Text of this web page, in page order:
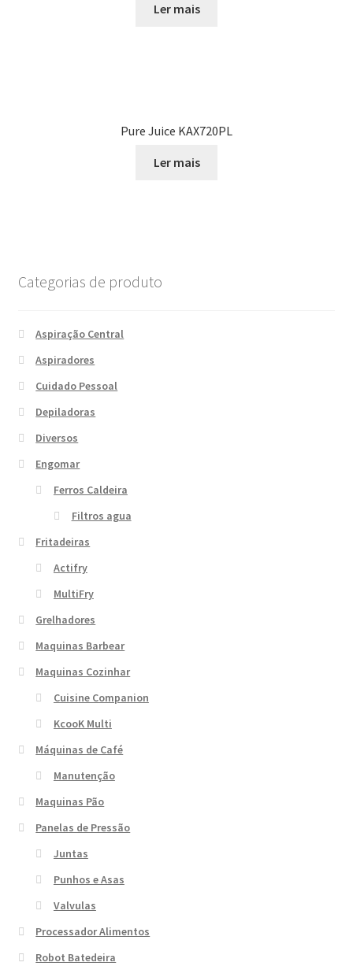
Ler mais
Pure Juice KAX720PL
Ler mais
Categorias de produto
Aspiração Central
Aspiradores
Cuidado Pessoal
Depiladoras
Diversos
Engomar
Ferros Caldeira
Filtros agua
Fritadeiras
Actifry
MultiFry
Grelhadores
Maquinas Barbear
Maquinas Cozinhar
Cuisine Companion
KcooK Multi
Máquinas de Café
Manutenção
Maquinas Pão
Panelas de Pressão
Juntas
Punhos e Asas
Valvulas
Processador Alimentos
Robot Batedeira